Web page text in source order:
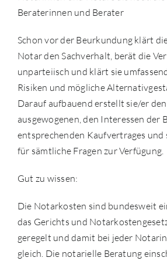
Beraterinnen und Berater
Schon vor der Beurkundung klärt
Notar den Sachverhalt, berät die
unparteiisch und klärt sie
Risiken und mögliche
Darauf aufbauend erstellt sie/er
ausgewogenen, den Interessen der
entsprechenden Kaufvertrages und
für sämtliche Fragen zur Verfügung.
Gut zu wissen:
Die Notarkosten sind bundesweit
das Gerichts und
geregelt und damit bei jeder
gleich. Die notarielle Beratung